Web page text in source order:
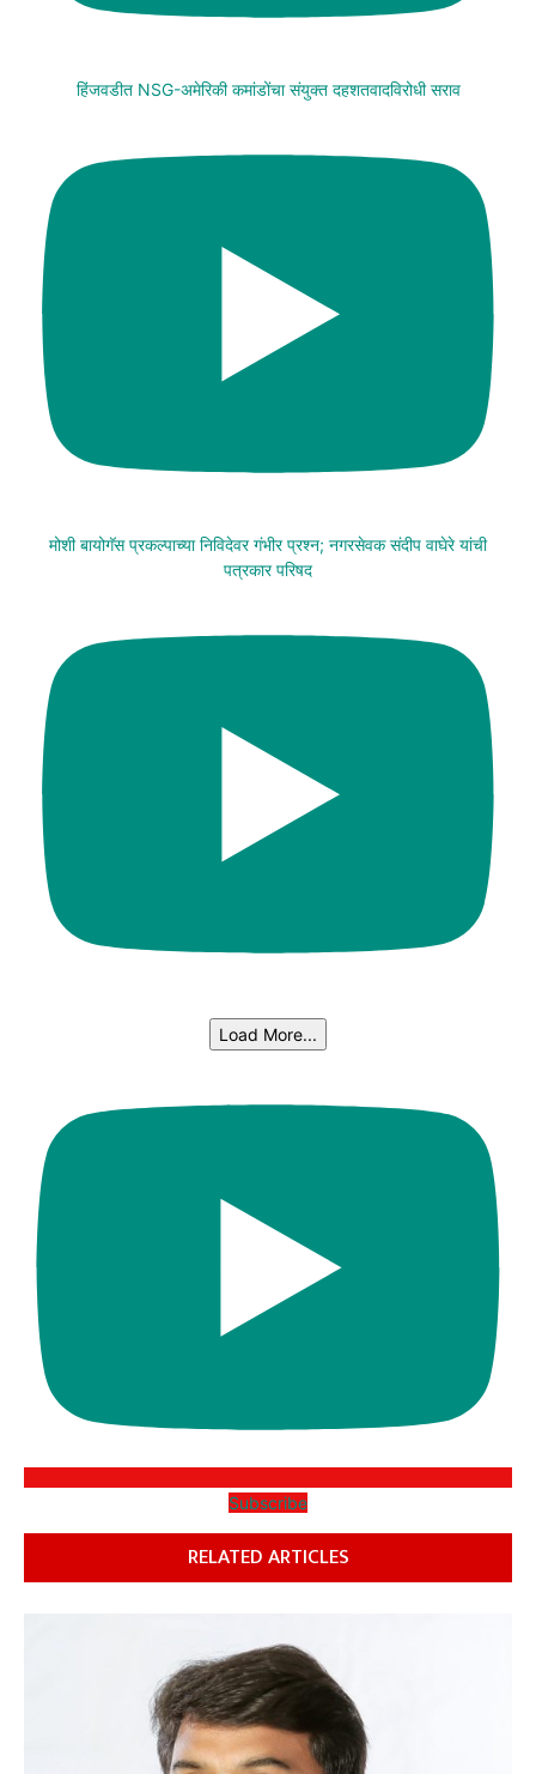
हिंजवडीत NSG-अमेरिकी कमांडोंचा संयुक्त दहशतवादविरोधी सराव
मोशी बायोगॅस प्रकल्पाच्या निविदेवर गंभीर प्रश्न; नगरसेवक संदीप वाघेरे यांची
पत्रकार परिषद
Load More...
Subscribe
RELATED ARTICLES